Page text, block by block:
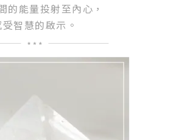
的能量投射至內心，
受智慧的啟示。